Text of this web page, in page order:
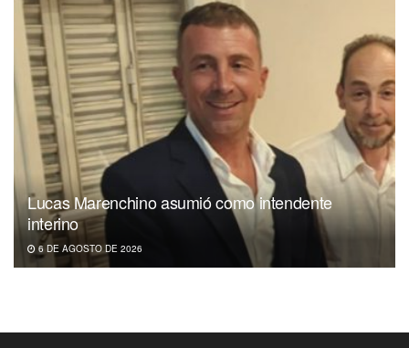
Lucas Marenchino asumió como intendente
interino
6 DE AGOSTO DE 2026